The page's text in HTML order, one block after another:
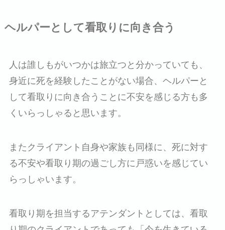
ヘルパーとして看取りに向き合う
人は誰しもがいつかは旅立つと分かっていても、
身近に死を経験したことがない場合、ヘルパーと
して看取りに向き合うことに不安を感じる方も多
くいらっしゃると思います。
またクライアント自身や家族も同様に、死に対す
る不安や看取り期の過ごし方に戸惑いを感じてい
らっしゃいます。
看取り期を担当するアテンダントとしては、看取